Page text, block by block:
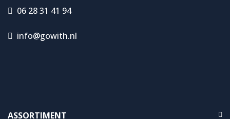
06 28 31 41 94
info@gowith.nl
ASSORTIMENT